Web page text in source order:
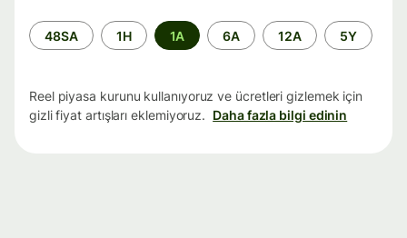
Zaman
aralığı
48SA 1H 1A 6A 12A 5Y
Reel piyasa kurunu kullanıyoruz ve ücretleri gizlemek için
gizli fiyat artışları eklemiyoruz. Daha fazla bilgi edinin